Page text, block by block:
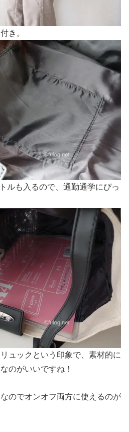
き。
ルも入るので、通勤通学にぴっ
ュックという印象で、素材的に
のがいいですね！
のでオンオフ両方に使えるのが